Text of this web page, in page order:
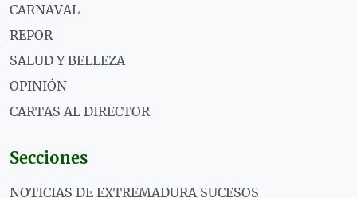
CARNAVAL
REPOR
SALUD Y BELLEZA
OPINIÓN
CARTAS AL DIRECTOR
Secciones
NOTICIAS DE EXTREMADURA SUCESOS